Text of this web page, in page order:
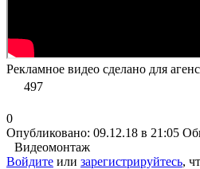
Рекламное видео сделано для
497
0
Опубликовано: 09.12.18 в 21:05
Видеомонтаж
Войдите или зарегистрируйтесь,